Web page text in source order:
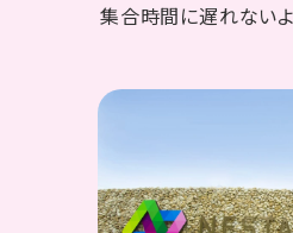
集合時間に遅れないよ